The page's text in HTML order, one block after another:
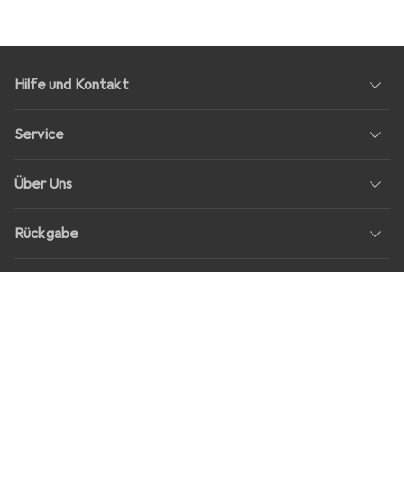
Hilfe und Kontakt
Service
Über Uns
Rückgabe